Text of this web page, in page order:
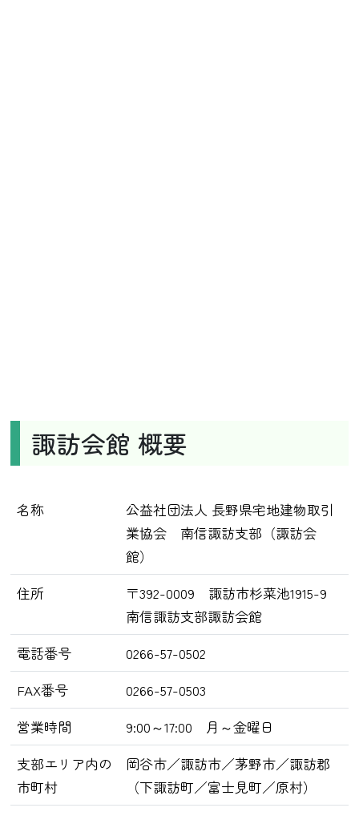
諏訪会館 概要
名称
公益社団法人 長野県宅地建物取引
業協会 南信諏訪支部（諏訪会
館）
住所
〒392-0009 諏訪市杉菜池1915-9
南信諏訪支部諏訪会館
電話番号
0266-57-0502
FAX番号
0266-57-0503
営業時間
9:00～17:00 月～金曜日
支部エリア内の
市町村
岡谷市／諏訪市／茅野市／諏訪郡
（下諏訪町／富士見町／原村）